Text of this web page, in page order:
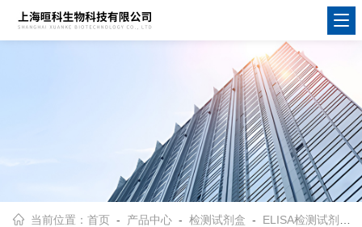
当前位置：首页 - 产品中心 -检测试剂盒 - ELISA检测试剂盒